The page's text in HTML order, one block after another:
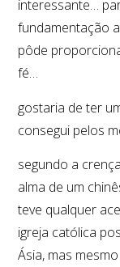
interessante…
fundamentação
pôde
fé…
gostaria de ter
consegui pelos
segundo a
alma de um
teve qualquer
igreja católica
Ásia, mas